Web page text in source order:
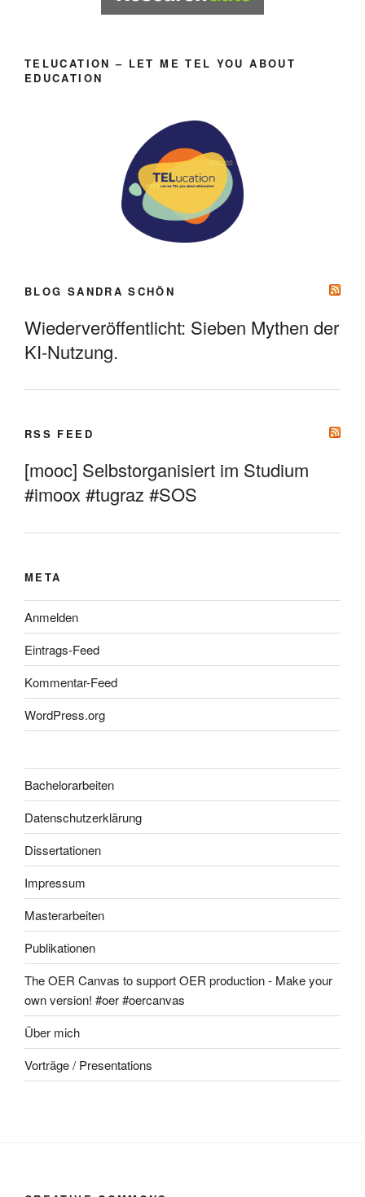
TELUCATION – LET ME TEL YOU ABOUT
EDUCATION
BLOG SANDRA SCHÖN
Wiederveröffentlicht: Sieben Mythen der
KI-Nutzung.
RSS FEED
[mooc] Selbstorganisiert im Studium
#imoox #tugraz #SOS
META
Anmelden
Eintrags-Feed
Kommentar-Feed
WordPress.org
Bachelorarbeiten
Datenschutzerklärung
Dissertationen
Impressum
Masterarbeiten
Publikationen
The OER Canvas to support OER production - Make your
own version! #oer #oercanvas
Über mich
Vorträge / Presentations